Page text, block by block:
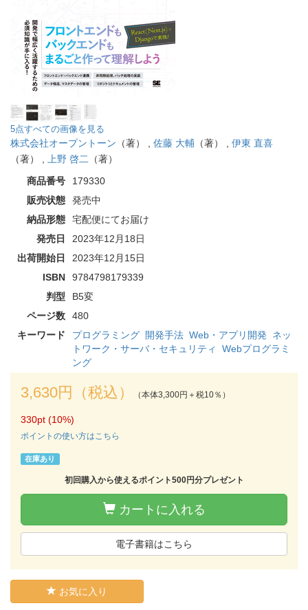
5点すべての画像を見る
株式会社オープントーン （著） , 佐藤 大輔 （著） , 伊東 直喜
（著） , 上野 啓二 （著）
商品番号
179330
販売状態
発売中
納品形態
宅配便にてお届け
発売日
2023年12月18日
出荷開始日
2023年12月15日
ISBN
9784798179339
判型
B5変
ページ数
480
キーワード
プログラミング 開発手法 Web・アプリ開発
ネッ
トワーク・サーバ・セキュリティ
Webプログラミ
ング
3,630円（税込） （本体3,300円＋税10％）
330pt (10%)
ポイントの使い方はこちら
在庫あり
初回購入から使えるポイント500円分プレゼント
カートに入れる
電子書籍はこちら
お気に入り